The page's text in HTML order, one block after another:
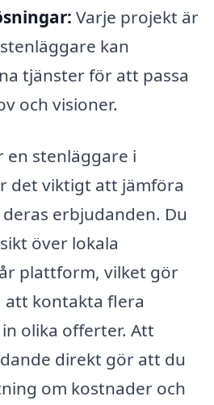
Varje projekt är
kan
tjänster för att passa
och visioner.
en stenläggare i
det viktigt att jämföra
erbjudanden. Du
över lokala
plattform, vilket gör
kontakta flera
olika offerter. Att
direkt gör att du
om kostnader och